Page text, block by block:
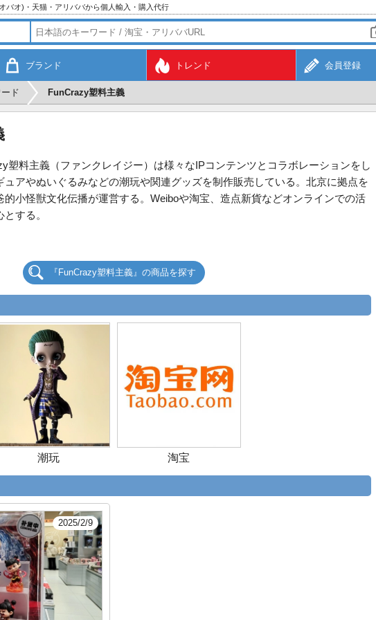
バオ)・天猫・アリババから個人輸入・購入代行
ブランド トレンド 会員登録
ド FunCrazy塑料主義
塑料主義（ファンクレイジー）は様々なIPコンテンツとコラボレーションをし
ュアやぬいぐるみなどの潮玩や関連グッズを制作販売している。北京に拠点を
的小怪獣文化伝播が運営する。Weiboや淘宝、造点新貨などオンラインでの活
する。
『FunCrazy塑料主義』の商品を探す
潮玩 淘宝
2025/2/9